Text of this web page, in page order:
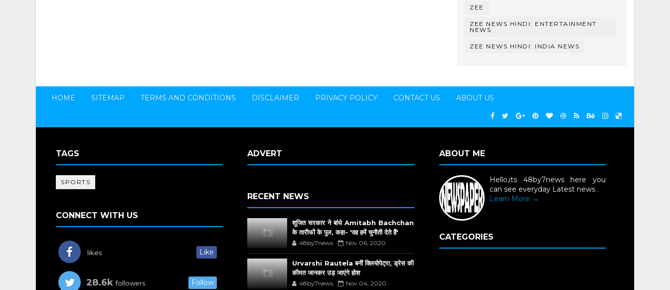
ZEE
ZEE NEWS HINDI: ENTERTAINMENT
NEWS
ZEE NEWS HINDI: INDIA NEWS
HOME SITEMAP TERMS AND CONDITIONS DISCLAIMER PRIVACY POLICY CONTACT US ABOUT US
TAGS
SPORTS
CONNECT WITH US
likes Like
28.6k followers Follow
ADVERT
RECENT NEWS
शूजित सरकार ने बांधे Amitabh Bachchan
के तारीफों के पुल, कहा- 'वह हमें चुनौती देते हैं'
48by7news Nov 06, 2020
Urvarshi Rautela बनीं क्लियोपेट्रा, ड्रेस की
कीमत जानकर उड़ जाएंगे होश
48by7news Nov 04, 2020
ABOUT ME
Hello,its 48by7news here you
can see everyday Latest news .
Learn More →
CATEGORIES